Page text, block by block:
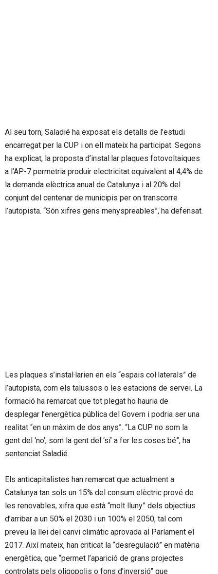
Al seu torn, Saladié ha exposat els detalls de l’estudi
encarregat per la CUP i on ell mateix ha participat. Segons
ha explicat, la proposta d’instal·lar plaques fotovoltaiques
a l’AP-7 permetria produir electricitat equivalent al 4,4% de
la demanda elèctrica anual de Catalunya i al 20% del
conjunt del centenar de municipis per on transcorre
l’autopista. “Són xifres gens menyspreables”, ha defensat.
Les plaques s’instal·larien en els “espais col·laterals” de
l’autopista, com els talussos o les estacions de servei. La
formació ha remarcat que tot plegat ho hauria de
desplegar l’energètica pública del Govern i podria ser una
realitat “en un màxim de dos anys”. “La CUP no som la
gent del ‘no’, som la gent del ‘sí’ a fer les coses bé”, ha
sentenciat Saladié.
Els anticapitalistes han remarcat que actualment a
Catalunya tan sols un 15% del consum elèctric prové de
les renovables, xifra que està “molt lluny” dels objectius
d’arribar a un 50% el 2030 i un 100% el 2050, tal com
preveu la llei del canvi climàtic aprovada al Parlament el
2017. Així mateix, han criticat la “desregulació” en matèria
energètica, que “permet l’aparició de grans projectes
controlats pels oligopolis o fons d’inversió” que